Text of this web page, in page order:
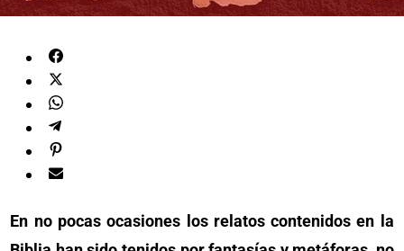
En no pocas ocasiones los relatos contenidos en la